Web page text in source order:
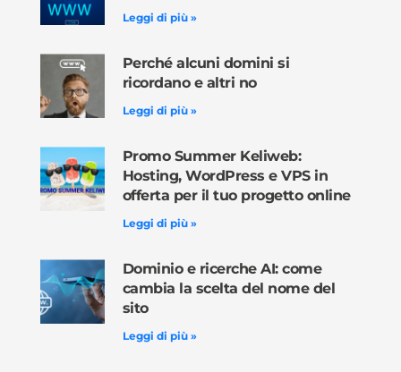
Leggi di più »
Perché alcuni domini si
ricordano e altri no
Leggi di più »
Promo Summer Keliweb:
Hosting, WordPress e VPS in
offerta per il tuo progetto online
Leggi di più »
Dominio e ricerche AI: come
cambia la scelta del nome del
sito
Leggi di più »